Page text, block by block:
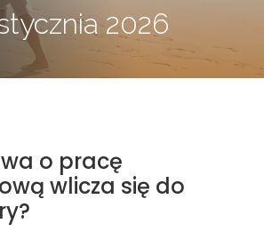
2026
o pracę
wlicza się do